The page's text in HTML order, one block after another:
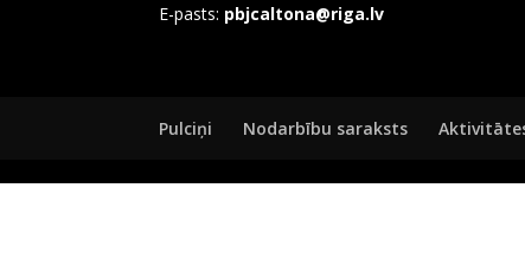
E-pasts: pbjcaltona@riga.lv
Pulciņi Nodarbību saraksts